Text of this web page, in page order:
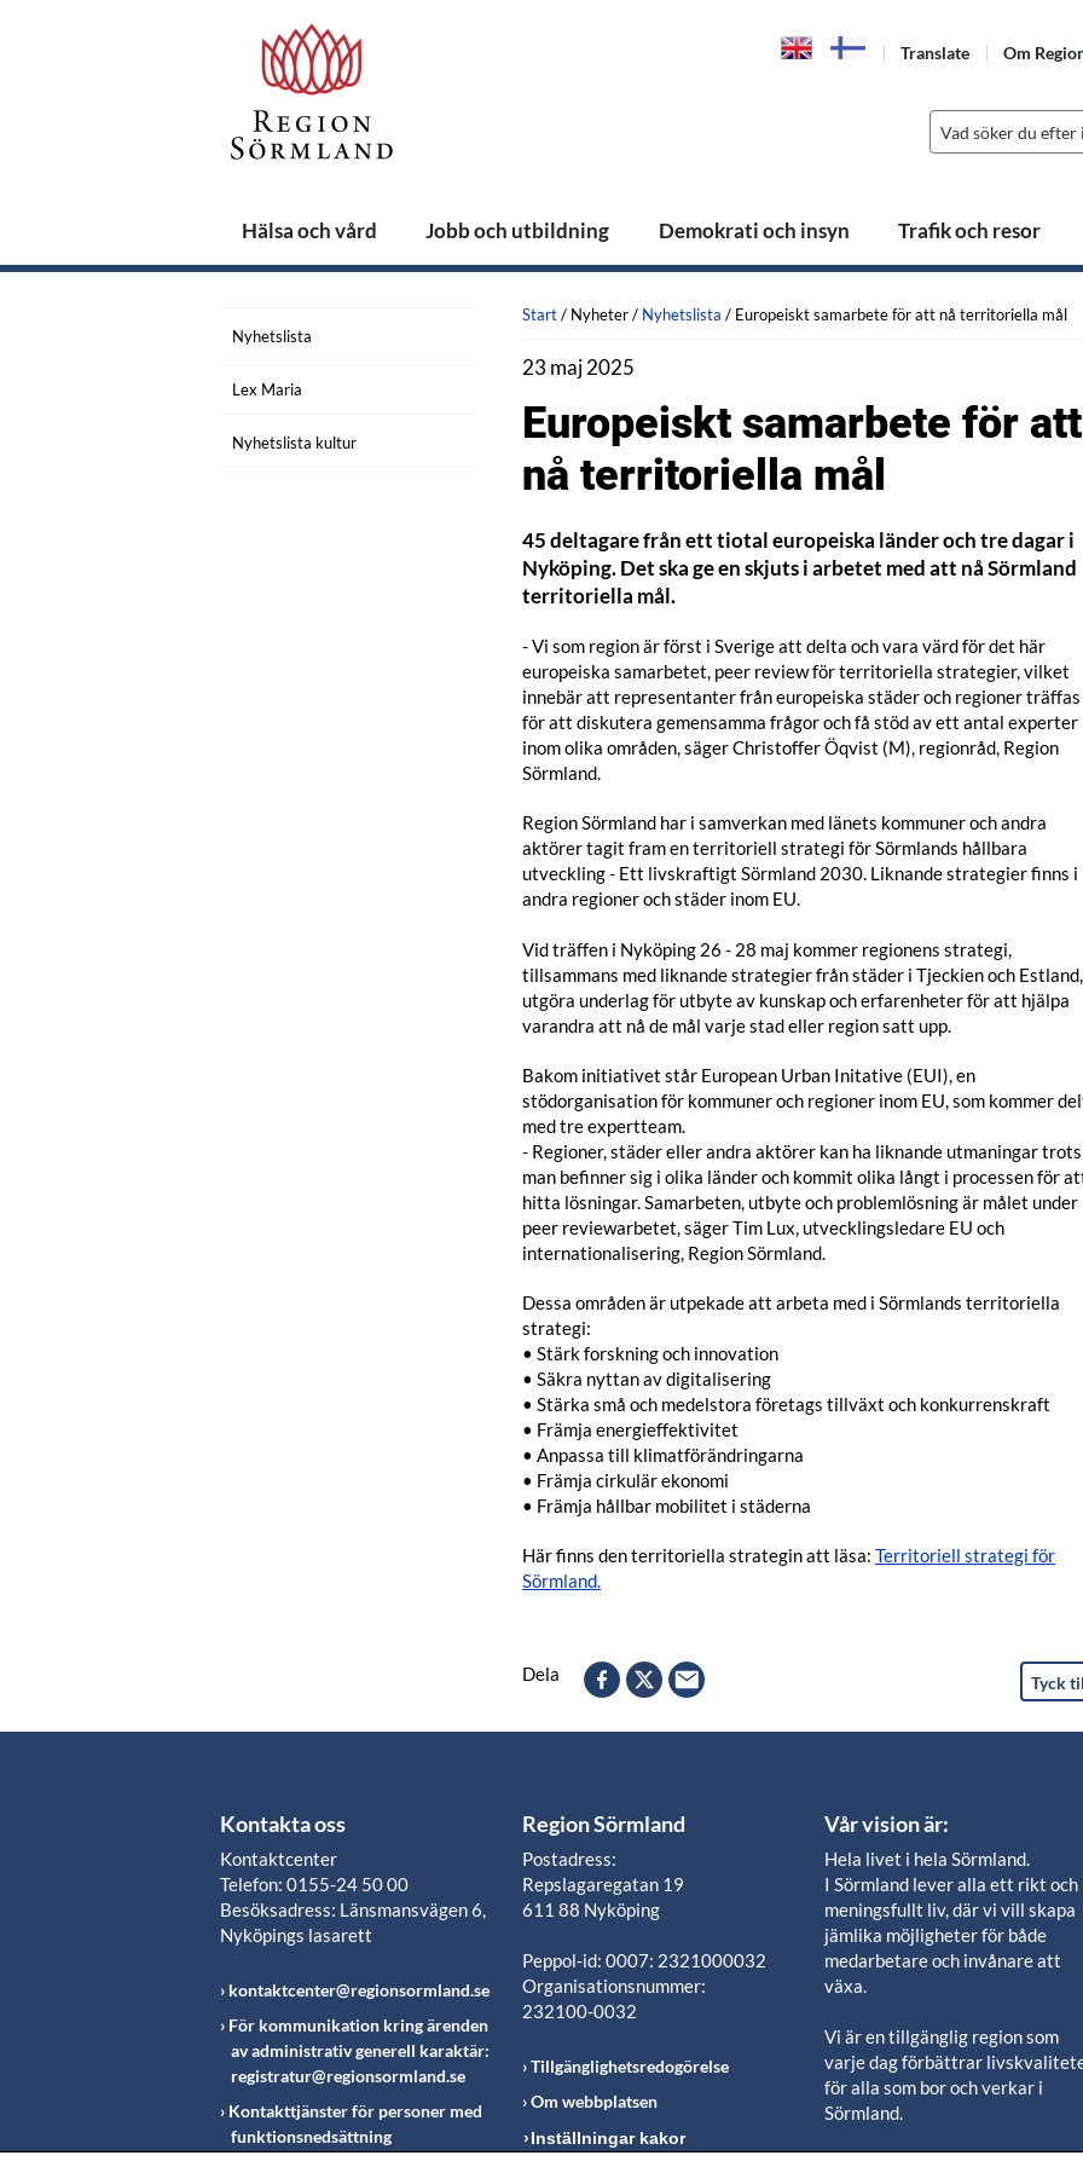
Translate Om
Hälsa och vård Jobb och utbildning Demokrati och insyn Trafik och resor
Nyhetslista
Lex Maria
Nyhetslista kultur
Start/ Nyheter/ Nyhetslista / Europeiskt samarbete för att nå territoriella mål
23 maj 2025
Europeiskt samarbete för att
nå territoriella mål
45 deltagare från ett tiotal europeiska länder och tre dagar i
Nyköping. Det ska ge en skjuts i arbetet med att nå Sörmland
territoriella mål.
- Vi som region är först i Sverige att delta och vara värd för det här
europeiska samarbetet, peer review för territoriella strategier, vilket
innebär att representanter från europeiska städer och regioner träffas
för att diskutera gemensamma frågor och få stöd av ett antal experter
inom olika områden, säger Christoffer Öqvist (M), regionråd, Region
Sörmland.
Region Sörmland har i samverkan med länets kommuner och andra
aktörer tagit fram en territoriell strategi för Sörmlands hållbara
utveckling - Ett livskraftigt Sörmland 2030. Liknande strategier finns i
andra regioner och städer inom EU.
Vid träffen i Nyköping 26 - 28 maj kommer regionens strategi,
tillsammans med liknande strategier från städer i Tjeckien och Estland,
utgöra underlag för utbyte av kunskap och erfarenheter för att hjälpa
varandra att nå de mål varje stad eller region satt upp.
Bakom initiativet står European Urban Initative (EUI), en
stödorganisation för kommuner och regioner inom EU, som kommer
med tre expertteam.
- Regioner, städer eller andra aktörer kan ha liknande utmaningar trots
man befinner sig i olika länder och kommit olika långt i processen för
hitta lösningar. Samarbeten, utbyte och problemlösning är målet under
peer reviewarbetet, säger Tim Lux, utvecklingsledare EU och
internationalisering, Region Sörmland.
Dessa områden är utpekade att arbeta med i Sörmlands territoriella
strategi:
• Stärk forskning och innovation
• Säkra nyttan av digitalisering
• Stärka små och medelstora företags tillväxt och konkurrenskraft
• Främja energieffektivitet
• Anpassa till klimatförändringarna
• Främja cirkulär ekonomi
• Främja hållbar mobilitet i städerna
Här finns den territoriella strategin att läsa: Territoriell strategi för
Sörmland.
Dela Tyck
Kontakta oss
Kontaktcenter
Telefon: 0155-24 50 00
Besöksadress: Länsmansvägen 6,
Nyköpings lasarett
kontaktcenter@regionsormland.se
För kommunikation kring ärenden
av administrativ generell karaktär:
registratur@regionsormland.se
Kontakttjänster för personer med
funktionsnedsättning
Region Sörmland
Postadress:
Repslagaregatan 19
611 88 Nyköping
Peppol-id: 0007: 2321000032
Organisationsnummer:
232100-0032
Tillgänglighetsredogörelse
Om webbplatsen
Inställningar kakor
Vår vision är:
Hela livet i hela Sörmland.
I Sörmland lever alla ett rikt och
meningsfullt liv, där vi vill skapa
jämlika möjligheter för både
medarbetare och invånare att
växa.
Vi är en tillgänglig region som
varje dag förbättrar
för alla som bor och verkar i
Sörmland.